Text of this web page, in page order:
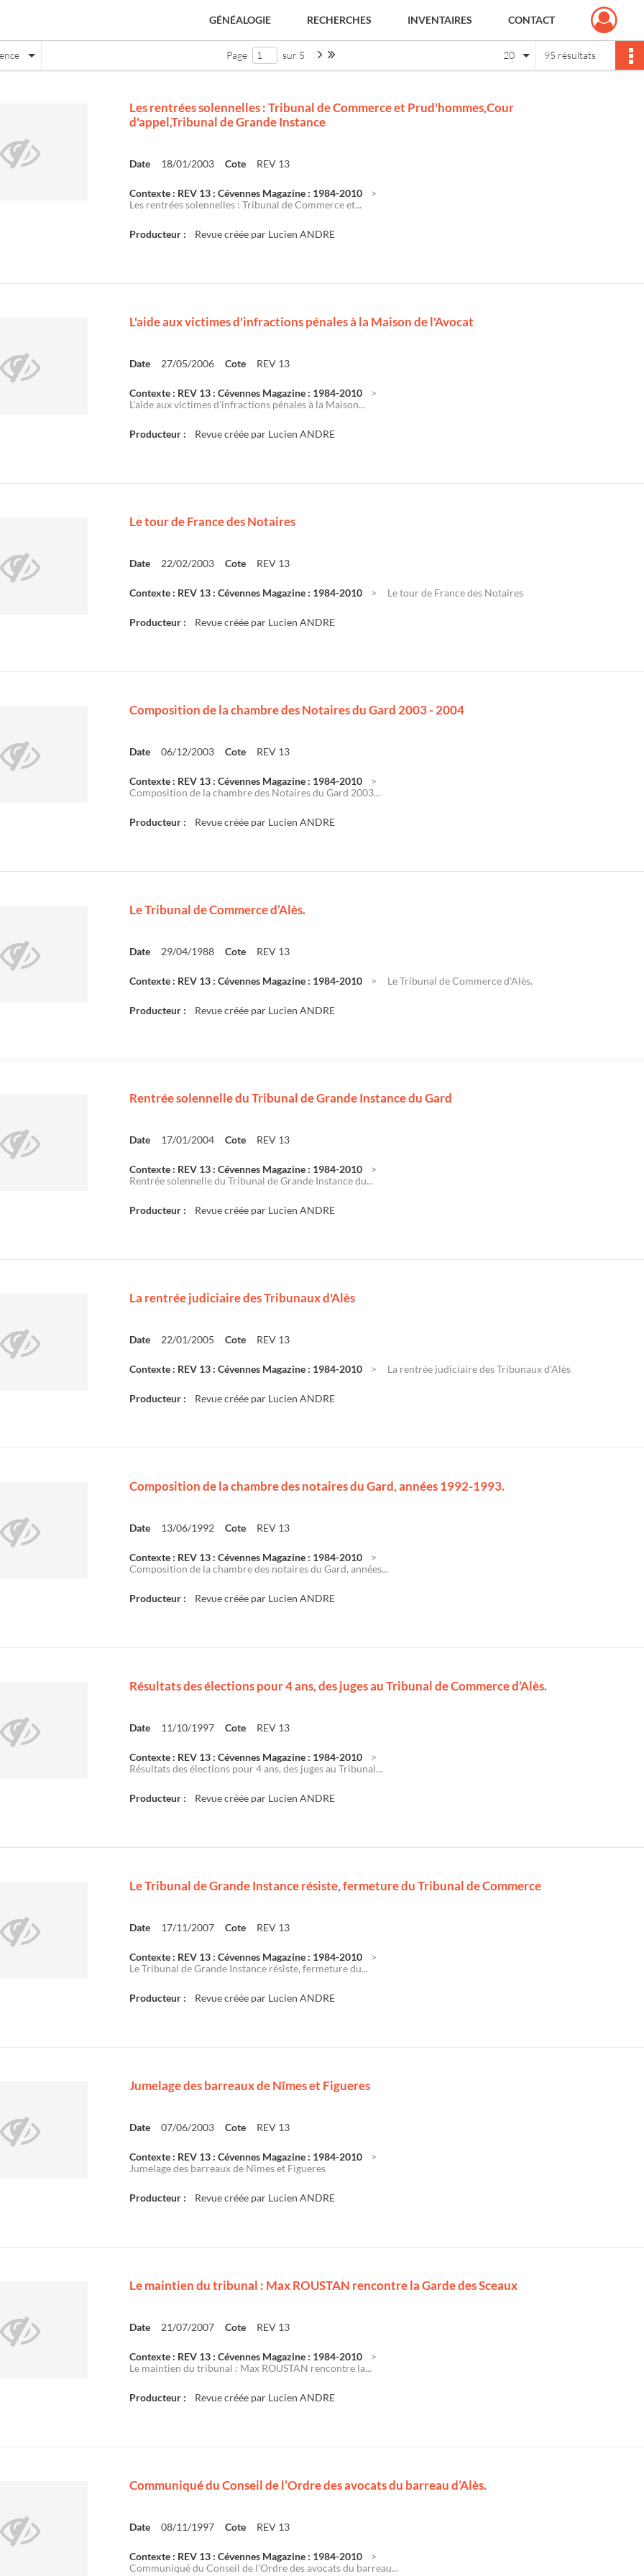
GÉNÉALOGIE RECHERCHES INVENTAIRES CONTACT
Page sur 5 Page suivante : 1/5 95 résultats
20
Les rentrées solennelles : Tribunal de Commerce et Prud'hommes,Cour
d'appel,Tribunal de Grande Instance
Date 18/01/2003 Cote REV 13
Contexte : REV 13 : Cévennes Magazine : 1984-2010
Les rentrées solennelles : Tribunal de Commerce et...
Producteur : Revue créée par Lucien ANDRE
L'aide aux victimes d'infractions pénales à la Maison de l'Avocat
Date 27/05/2006 Cote REV 13
Contexte : REV 13 : Cévennes Magazine : 1984-2010
L'aide aux victimes d'infractions pénales à la Maison...
Producteur : Revue créée par Lucien ANDRE
Le tour de France des Notaires
Date 22/02/2003 Cote REV 13
Contexte : REV 13 : Cévennes Magazine : 1984-2010 Le tour de France des Notaires
Producteur : Revue créée par Lucien ANDRE
Composition de la chambre des Notaires du Gard 2003 - 2004
Date 06/12/2003 Cote REV 13
Contexte : REV 13 : Cévennes Magazine : 1984-2010
Composition de la chambre des Notaires du Gard 2003...
Producteur : Revue créée par Lucien ANDRE
Le Tribunal de Commerce d’Alès.
Date 29/04/1988 Cote REV 13
Contexte : REV 13 : Cévennes Magazine : 1984-2010 Le Tribunal de Commerce d’Alès.
Producteur : Revue créée par Lucien ANDRE
Rentrée solennelle du Tribunal de Grande Instance du Gard
Date 17/01/2004 Cote REV 13
Contexte : REV 13 : Cévennes Magazine : 1984-2010
Rentrée solennelle du Tribunal de Grande Instance du...
Producteur : Revue créée par Lucien ANDRE
La rentrée judiciaire des Tribunaux d'Alès
Date 22/01/2005 Cote REV 13
Contexte : REV 13 : Cévennes Magazine : 1984-2010 La rentrée judiciaire des Tribunaux d'Alès
Producteur : Revue créée par Lucien ANDRE
Composition de la chambre des notaires du Gard, années 1992-1993.
Date 13/06/1992 Cote REV 13
Contexte : REV 13 : Cévennes Magazine : 1984-2010
Composition de la chambre des notaires du Gard, années...
Producteur : Revue créée par Lucien ANDRE
Résultats des élections pour 4 ans, des juges au Tribunal de Commerce d’Alès.
Date 11/10/1997 Cote REV 13
Contexte : REV 13 : Cévennes Magazine : 1984-2010
Résultats des élections pour 4 ans, des juges au Tribunal...
Producteur : Revue créée par Lucien ANDRE
Le Tribunal de Grande Instance résiste, fermeture du Tribunal de Commerce
Date 17/11/2007 Cote REV 13
Contexte : REV 13 : Cévennes Magazine : 1984-2010
Le Tribunal de Grande Instance résiste, fermeture du...
Producteur : Revue créée par Lucien ANDRE
Jumelage des barreaux de Nîmes et Figueres
Date 07/06/2003 Cote REV 13
Contexte : REV 13 : Cévennes Magazine : 1984-2010
Jumelage des barreaux de Nîmes et Figueres
Producteur : Revue créée par Lucien ANDRE
Le maintien du tribunal : Max ROUSTAN rencontre la Garde des Sceaux
Date 21/07/2007 Cote REV 13
Contexte : REV 13 : Cévennes Magazine : 1984-2010
Le maintien du tribunal : Max ROUSTAN rencontre la...
Producteur : Revue créée par Lucien ANDRE
Communiqué du Conseil de l’Ordre des avocats du barreau d’Alès.
Date 08/11/1997 Cote REV 13
Contexte : REV 13 : Cévennes Magazine : 1984-2010
Communiqué du Conseil de l’Ordre des avocats du barreau...